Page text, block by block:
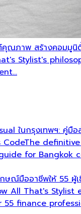
คุณภาพ สร้างคอมมูนิ
Stylist's
ในกรุงเทพฯ: คู่มื
CodeThe
for Bangkok
ษณ์มืออาชีพให้ 55 ผู้
All That's Stylist
55 finance